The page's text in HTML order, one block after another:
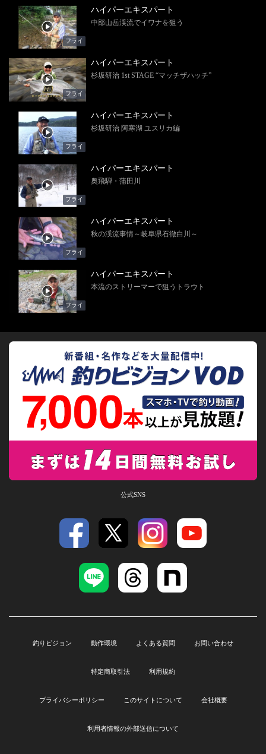
フライ
ハイパーエキスパート
中部山岳渓流でイワナを狙う
フライ
ハイパーエキスパート
杉坂研治 1st STAGE “マッチザハッチ”
フライ
ハイパーエキスパート
杉坂研治 阿寒湖 ユスリカ編
フライ
ハイパーエキスパート
奥飛騨・蒲田川
フライ
ハイパーエキスパート
秋の渓流事情～岐阜県石徹白川～
フライ
ハイパーエキスパート
本流のストリーマーで狙うトラウト
公式SNS
釣りビジョン 動作環境 よくある質問 お問い合わせ
特定商取引法 利用規約
プライバシーポリシー このサイトについて 会社概要
利用者情報の外部送信について